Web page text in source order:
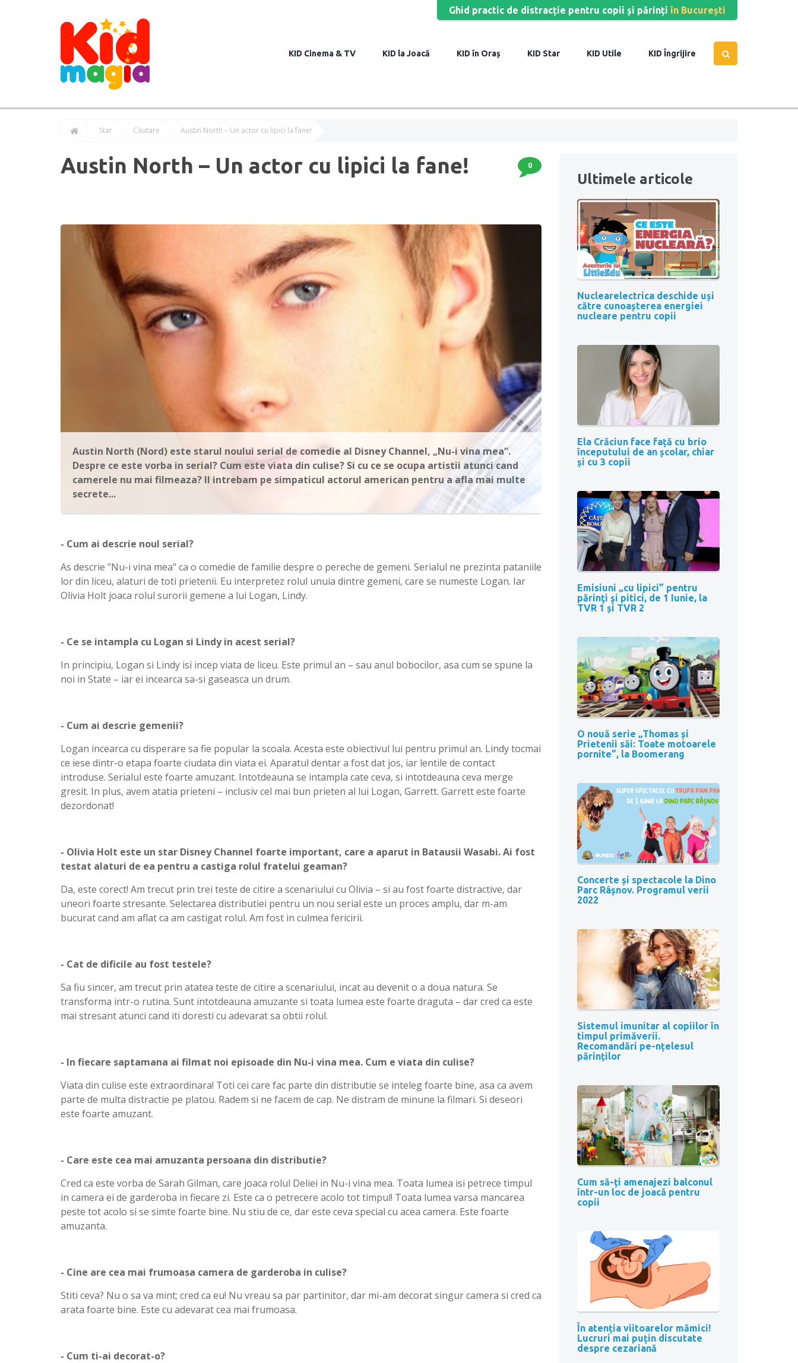
Ghid practic de distracție pentru copii și părinți în București
Cinema & TV la Joacă în Oraș Star Utile Îngrijire
Star Căutare Austin North – Un actor cu lipici la fane!
Austin North – Un actor cu lipici la fane! 0
Austin North (Nord) este starul noului serial de comedie al Disney Channel, „Nu-i vina mea”.
Despre ce este vorba in serial? Cum este viata din culise? Si cu ce se ocupa artistii atunci cand
camerele nu mai filmeaza? Il intrebam pe simpaticul actorul american pentru a afla mai multe
secrete...
- Cum ai descrie noul serial?
As descrie "Nu-i vina mea" ca o comedie de familie despre o pereche de gemeni. Serialul ne prezinta pataniile
lor din liceu, alaturi de toti prietenii. Eu interpretez rolul unuia dintre gemeni, care se numeste Logan. Iar
Olivia Holt joaca rolul surorii gemene a lui Logan, Lindy.
- Ce se intampla cu Logan si Lindy in acest serial?
In principiu, Logan si Lindy isi incep viata de liceu. Este primul an – sau anul bobocilor, asa cum se spune la
noi in State – iar ei incearca sa-si gaseasca un drum.
- Cum ai descrie gemenii?
Logan incearca cu disperare sa fie popular la scoala. Acesta este obiectivul lui pentru primul an. Lindy tocmai
ce iese dintr-o etapa foarte ciudata din viata ei. Aparatul dentar a fost dat jos, iar lentile de contact
introduse. Serialul este foarte amuzant. Intotdeauna se intampla cate ceva, si intotdeauna ceva merge
gresit. In plus, avem atatia prieteni – inclusiv cel mai bun prieten al lui Logan, Garrett. Garrett este foarte
dezordonat!
- Olivia Holt este un star Disney Channel foarte important, care a aparut in Batausii Wasabi. Ai fost
testat alaturi de ea pentru a castiga rolul fratelui geaman?
Da, este corect! Am trecut prin trei teste de citire a scenariului cu Olivia – si au fost foarte distractive, dar
uneori foarte stresante. Selectarea distributiei pentru un nou serial este un proces amplu, dar m-am
bucurat cand am aflat ca am castigat rolul. Am fost in culmea fericirii.
- Cat de dificile au fost testele?
Sa fiu sincer, am trecut prin atatea teste de citire a scenariului, incat au devenit o a doua natura. Se
transforma intr-o rutina. Sunt intotdeauna amuzante si toata lumea este foarte draguta – dar cred ca este
mai stresant atunci cand iti doresti cu adevarat sa obtii rolul.
- In fiecare saptamana ai filmat noi episoade din Nu-i vina mea. Cum e viata din culise?
Viata din culise este extraordinara! Toti cei care fac parte din distributie se inteleg foarte bine, asa ca avem
parte de multa distractie pe platou. Radem si ne facem de cap. Ne distram de minune la filmari. Si deseori
este foarte amuzant.
- Care este cea mai amuzanta persoana din distributie?
Cred ca este vorba de Sarah Gilman, care joaca rolul Deliei in Nu-i vina mea. Toata lumea isi petrece timpul
in camera ei de garderoba in fiecare zi. Este ca o petrecere acolo tot timpul! Toata lumea varsa mancarea
peste tot acolo si se simte foarte bine. Nu stiu de ce, dar este ceva special cu acea camera. Este foarte
amuzanta.
- Cine are cea mai frumoasa camera de garderoba in culise?
Stiti ceva? Nu o sa va mint; cred ca eu! Nu vreau sa par partinitor, dar mi-am decorat singur camera si cred ca
arata foarte bine. Este cu adevarat cea mai frumoasa.
- Cum ti-ai decorat-o?
Ultimele articole
Nuclearelectrica deschide uși
către cunoașterea energiei
nucleare pentru copii
Ela Crăciun face față cu brio
începutului de an școlar, chiar
și cu 3 copii
Emisiuni „cu lipici” pentru
părinţi şi pitici, de 1 Iunie, la
TVR 1 și TVR 2
O nouă serie „Thomas și
Prietenii săi: Toate motoarele
pornite”, la Boomerang
Concerte și spectacole la Dino
Parc Râșnov. Programul verii
2022
Sistemul imunitar al copiilor în
timpul primăverii.
Recomandări pe-nțelesul
părinților
Cum să-ți amenajezi balconul
într-un loc de joacă pentru
copii
În atenția viitoarelor mămici!
Lucruri mai puțin discutate
despre cezariană